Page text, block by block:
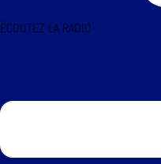
ÉCOUTEZ LA RADIO